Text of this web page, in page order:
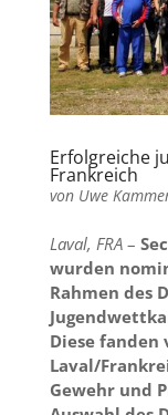
Erfolgreiche
Frankreich
von Uwe
Laval, FRA–
wurden
Rahmen des
Diese fanden
Laval/
Gewehr und